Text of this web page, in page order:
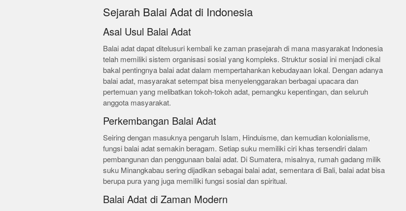
Sejarah Balai Adat di Indonesia
Asal Usul Balai Adat
Balai adat dapat ditelusuri kembali ke zaman prasejarah di mana masyarakat Indonesia
telah memiliki sistem organisasi sosial yang kompleks. Struktur sosial ini menjadi cikal
bakal pentingnya balai adat dalam mempertahankan kebudayaan lokal. Dengan adanya
balai adat, masyarakat setempat bisa menyelenggarakan berbagai upacara dan
pertemuan yang melibatkan tokoh-tokoh adat, pemangku kepentingan, dan seluruh
anggota masyarakat.
Perkembangan Balai Adat
Seiring dengan masuknya pengaruh Islam, Hinduisme, dan kemudian kolonialisme,
fungsi balai adat semakin beragam. Setiap suku memiliki ciri khas tersendiri dalam
pembangunan dan penggunaan balai adat. Di Sumatera, misalnya, rumah gadang milik
suku Minangkabau sering dijadikan sebagai balai adat, sementara di Bali, balai adat bisa
berupa pura yang juga memiliki fungsi sosial dan spiritual.
Balai Adat di Zaman Modern